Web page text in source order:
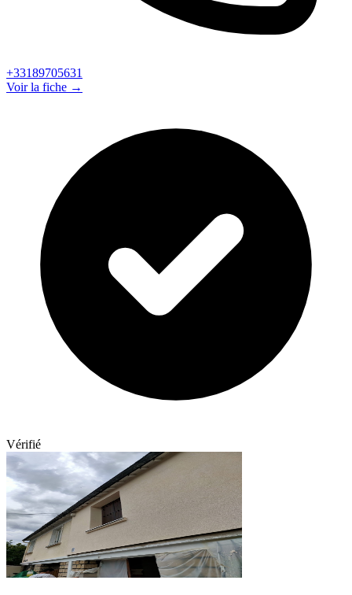
+33189705631
Voir la fiche →
Vérifié